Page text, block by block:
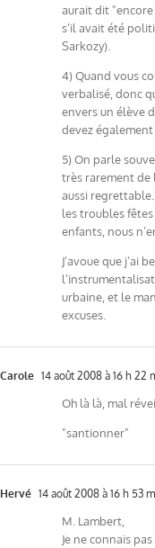
aurait dit "encore
s’il avait été
Sarkozy).
4) Quand vous
verbalisé, donc
envers un élève
devez
5) On parle
très rarement de
aussi
les troubles
enfants, nous
J’avoue que j’ai
urbaine, et le
excuses.
Carole 14 août 2008 à 16 h 22
Oh là là, mal
"santionner"
Hervé 14 août 2008 à 16 h 53
M. Lambert,
Je ne connais